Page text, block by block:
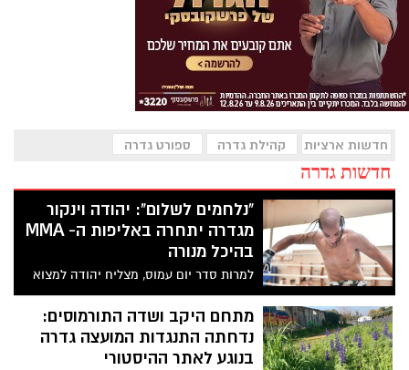
חדשות ארציות קהילת גדרה ספורט גדרה
חדשות גדרה
"נלחמים לשלום": יהודה וינקור
מגדרה יתחרה באליפות ה- MMA
בהיכל מנורה
למרות סדר יום עמוס, מצליח יהודה למצוא
זמן להתאמן באומנויות לחימה ולזכות בתואר
הנחשק אלוף ישראל לנוער ב- MMA. יהודה
יתחרה במסגרת נבחרת השלום שבבעלות
נשיא בחריין מול לוחמים מכל העולם באירוע
מתחם היקב ושדה התורמוסים:
נדחתה התנגדות המועצה גדרה
בנוגע לאתר ההיסטורי